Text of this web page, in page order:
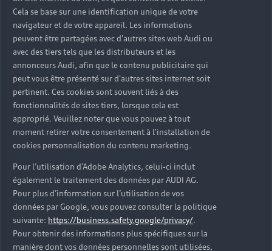
Cela se base sur une identification unique de votre
navigateur et de votre appareil. Les informations
peuvent être partagées avec d'autres sites web Audi ou
avec des tiers tels que les distributeurs et les
annonceurs Audi, afin que le contenu publicitaire qui
peut vous être présenté sur d'autres sites internet soit
pertinent. Ces cookies sont souvent liés à des
fonctionnalités de sites tiers, lorsque cela est
approprié. Veuillez noter que vous pouvez à tout
moment retirer votre consentement à l'installation de
cookies personnalisation du contenu marketing.
Pour l’utilisation d’Adobe Analytics, celui-ci inclut
également le traitement des données par AUDI AG.
Pour plus d’information sur l’utilisation de vos
données par Google, vous pouvez consulter la politique
suivante: https://business.safety.google/privacy/.
Pour obtenir des informations plus spécifiques sur la
manière dont vos données personnelles sont utilisées,